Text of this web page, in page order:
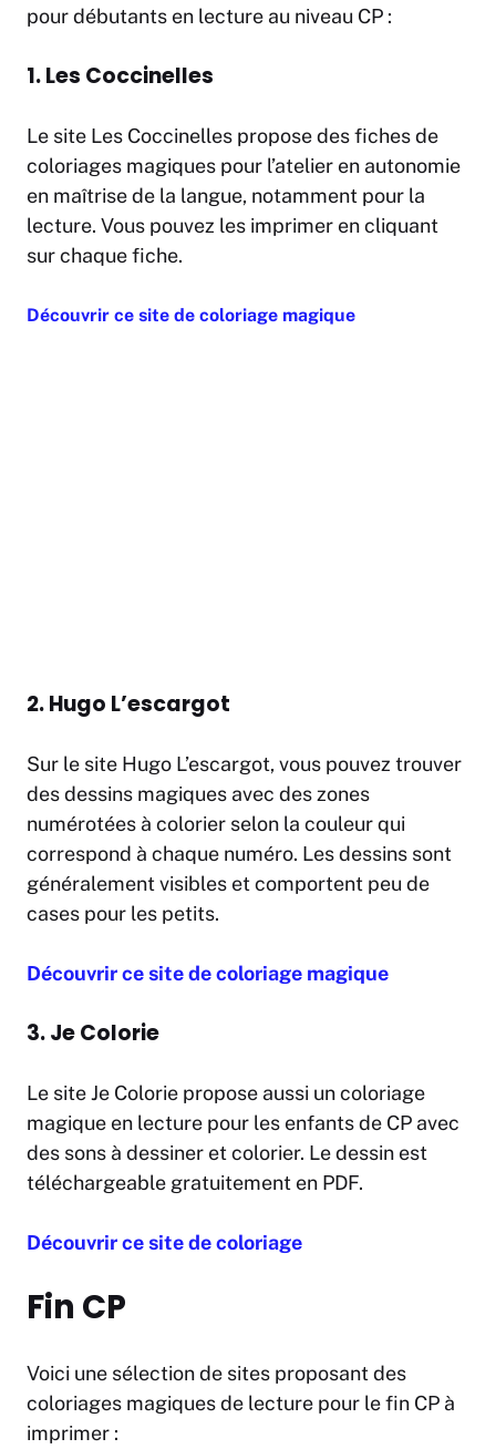
pour débutants en lecture au niveau CP :
1. Les Coccinelles
Le site Les Coccinelles propose des fiches de
coloriages magiques pour l’atelier en autonomie
en maîtrise de la langue, notamment pour la
lecture. Vous pouvez les imprimer en cliquant
sur chaque fiche.
Découvrir ce site de coloriage magique
2. Hugo L’escargot
Sur le site Hugo L’escargot, vous pouvez trouver
des dessins magiques avec des zones
numérotées à colorier selon la couleur qui
correspond à chaque numéro. Les dessins sont
généralement visibles et comportent peu de
cases pour les petits.
Découvrir ce site de coloriage magique
3. Je Colorie
Le site Je Colorie propose aussi un coloriage
magique en lecture pour les enfants de CP avec
des sons à dessiner et colorier. Le dessin est
téléchargeable gratuitement en PDF.
Découvrir ce site de coloriage
Fin CP
Voici une sélection de sites proposant des
coloriages magiques de lecture pour le fin CP à
imprimer :